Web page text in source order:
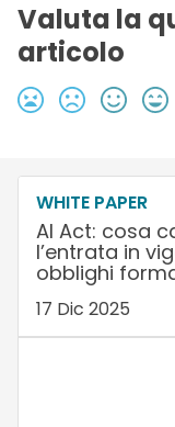
Valuta la
articolo
WHITE PAPER
AI Act: cosa
l’entrata in
obblighi
17 Dic 2025